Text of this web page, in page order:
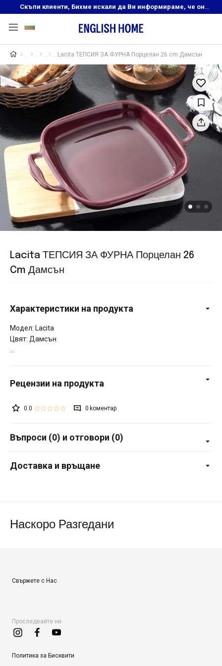
Скъпи клиенти, Бихме искали да Ви информираме, че онлайн магазинът на English Home преустановява своята дейност. Прекрасният ни и усмихнат екип ,Ви очаква в нашите физически магазини, където ще откриете любимите си продукти! Благодарим Ви, че сте част от семейството на Еnglish Home!
Lacita ТЕПСИЯ ЗА ФУРНА Порцелан 26 cm Дамсън
Lacita ТЕПСИЯ ЗА ФУРНА Порцелан 26
Cm Дамсън
Характеристики на продукта
Модел: Lacita
Цвят: Дамсън
0.0 0
Въпроси (0) и отговори (0)
Доставка и връщане
Наскоро Разгедани
Свържете с Нас
Проследвайте ни
Политика за Бисквити